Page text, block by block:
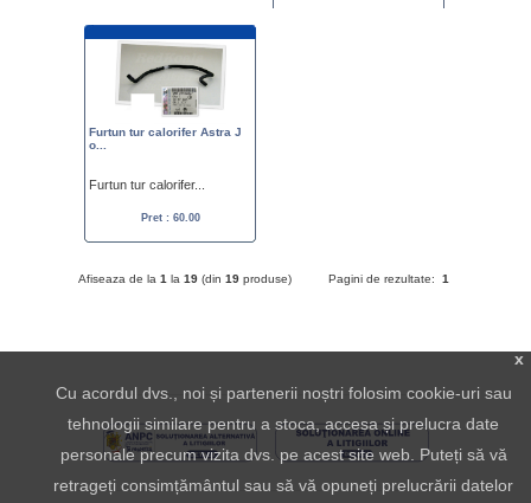
Furtun tur calorifer Astra J
o...
Furtun tur calorifer...
Pret : 60.00
Afiseaza de la 1 la 19 (din 19 produse) Pagini de rezultate: 1
x
Cu acordul dvs., noi și partenerii noștri folosim cookie-uri sau
tehnologii similare pentru a stoca, accesa și prelucra date
personale precum vizita dvs. pe acest site web. Puteți să vă
retrageți consimțământul sau să vă opuneți prelucrării datelor